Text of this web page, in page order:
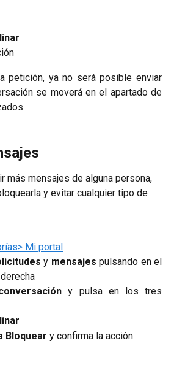
petición, ya no será posible enviar
se moverá en el apartado de
más mensajes de alguna persona,
y evitar cualquier tipo de
Mi portal
y mensajes pulsando en el
y pulsa en los tres
Bloquear y confirma la acción